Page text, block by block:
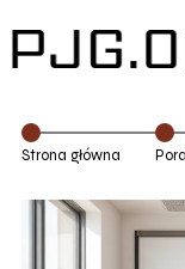
Strona główna